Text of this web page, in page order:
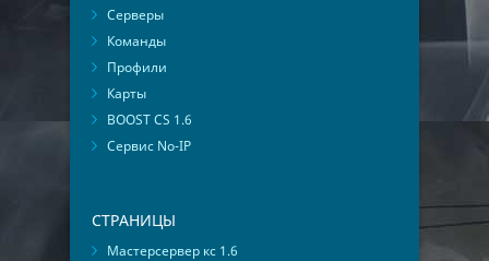
Серверы
Команды
Профили
Карты
BOOST CS 1.6
Сервис No-IP
СТРАНИЦЫ
Мастерсервер кс 1.6